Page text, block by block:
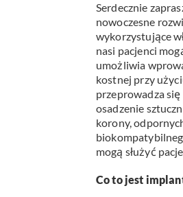
Serdecznie
nowoczesne
wykorzystujące
nasi pacjenci
umożliwia
kostnej przy
przeprowadza
osadzenie
korony,
mogą służyć
Co to jest